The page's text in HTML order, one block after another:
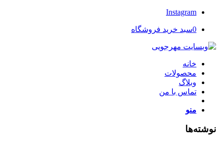
Instagram
0سبد خرید فروشگاه
خانه
محصولات
وبلاگ
تماس با من
منو
نوشته‌ها